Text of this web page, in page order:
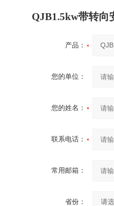
QJB1.5kw带转向
产品：
您的单位：
您的姓名：
联系电话：
常用邮箱：
省份：